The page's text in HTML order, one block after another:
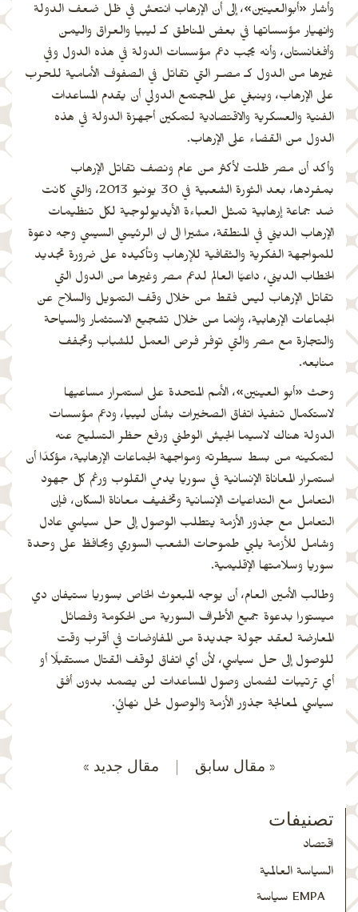
وأشار «أبوالعينين»، إلى أن الإرهاب انتعش في ظل ضعف الدولة
وانهيار مؤسساتها في بعض المناطق كـ ليبيا والعراق واليمن
وأفغانستان، وأنه يجب دعم مؤسسات الدولة في هذه الدول وفي
غيرها من الدول كـ مصـر التي تقاتل في الصفوف الأمامية للحرب
على الإرهاب، وينبغي على المجتمع الدولي أن يقدم المساعدات
الفنية والعسكرية والاقتصادية لتمكين أجهزة الدولة في هذه
الدول من القضاء على الإرهاب.
وأكد أن مصر ظلت لأكثر من عام ونصف تقاتل الإرهاب
بمفردها، بعد الثورة الشعبية في 30 يونيو 2013، والتي كانت
ضد جماعة إرهابية تمثل العباءة الأيديولوجية لكل تنظيمات
الإرهاب الديني في المنطقة، مشيرا الى ان الرئيسي السيسي وجه دعوة
للمواجهة الفكرية والثقافية للإرهاب وتأكيده على ضرورة تجديد
الخطاب الديني، داعيًا العالم لدعم مصر وغيرها من الدول التي
تقاتل الإرهاب ليس فقط من خلال وقف التمويل والسلاح عن
الجماعات الإرهابية، وإنما من خلال تشجيع الاستثمار والسياحة
والتجارة مع مصر والتي توفر فرص العمل للشباب وتجفف
منابعه.
وحث «أبو العينين»، الأمم المتحدة على استمرار مساعيها
لاستكمال تنفيذ اتفاق الصخيرات بشأن ليبيا، ودعم مؤسسات
الدولة هناك لاسيما الجيش الوطني ورفع حظر التسليح عنه
لتمكينه من بسط سيطرته ومواجهة الجماعات الإرهابية، مؤكدًا أن
استمرار المعاناة الإنسانية في سوريا يدمي القلوب ورغم كل جهود
التعامل مع التداعيات الإنسانية وتخفيف معاناة السكان، فإن
التعامل مع جذور الأزمة يتطلب الوصول إلى حل سياسي عادل
وشامل للأزمة يلبي طموحات الشعب السوري ويحافظ على وحدة
سوريا وسلامتها الإقليمية.
وطالب الأمين العام، أن يوجه المبعوث الخاص بسوريا ستيفان دي
ميستورا بدعوة جميع الأطراف السورية من الحكومة وفصائل
المعارضة لعقد جولة جديدة من المفاوضات في أقرب وقت
للوصول إلى حل سياسي، لأن أي اتفاق لوقف القتال مستقبلًا أو
أي ترتيبات لضمان وصول المساعدات لن يصمد بدون أفق
سياسي لمعالجة جذور الأزمة والوصول لحل نهائي.
« مقال سابق | مقال جديد »
تصنيفات
اقتصاد
السياسة العالمية
EMPA سياسة